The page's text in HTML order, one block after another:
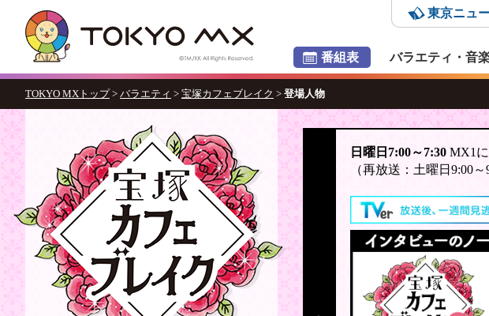
番組表 バラエティ・音
東京ニュ
TOKYO MXトップ > バラエティ > 宝塚カフェブレイク > 登場人物
日曜日7:00～7:30 MX1
（再放送：土曜日9:00～